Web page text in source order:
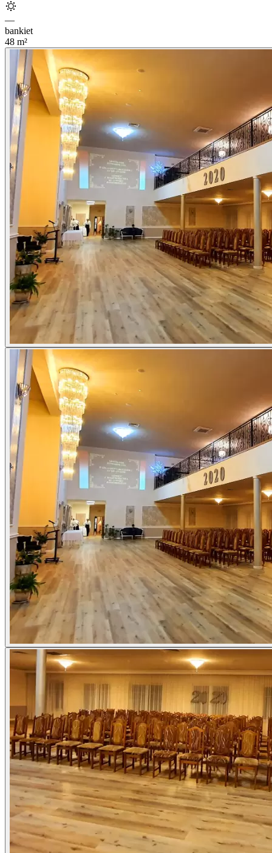
—
bankiet
48 m²